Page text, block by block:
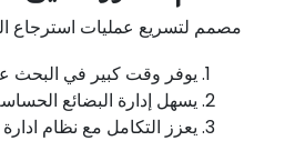
مصمم لتسريع عمليات استرجاع
يوفر وقت كبير في البحث
يسهل إدارة البضائع
يعزز التكامل مع نظام